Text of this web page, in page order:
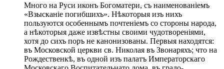
Много на Руси иконъ Богоматери, съ наименованіемъ
«Взысканіе погибшихъ». Нѣкоторыя изъ нихъ
пользуются особеннымъ почтеніемъ со стороны народа,
а нѣкоторыя даже извѣстны своими чудотвореніями,
хотя до сихъ поръ не канонизованы. Первыя находятся:
въ Московской церкви св. Николая въ Звонаряхъ; что на
Рождественкѣ, въ одной изъ палатъ Императорскаго